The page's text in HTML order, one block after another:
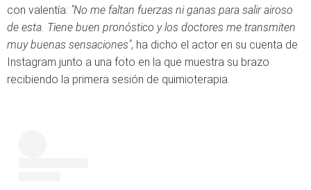
con valentía: "No me faltan fuerzas ni ganas para salir airoso
de esta. Tiene buen pronóstico y los doctores me transmiten
muy buenas sensaciones", ha dicho el actor en su cuenta de
Instagram junto a una foto en la que muestra su brazo
recibiendo la primera sesión de quimioterapia.